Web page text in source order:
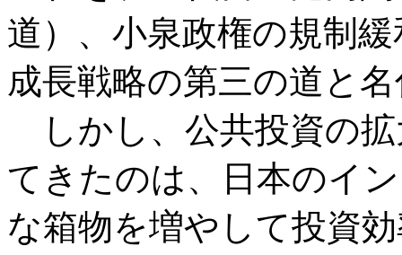
道）、小泉政権の規制
成長戦略の第三の道と
しかし、公共投資の
てきたのは、日本のイ
な箱物を増やして投資